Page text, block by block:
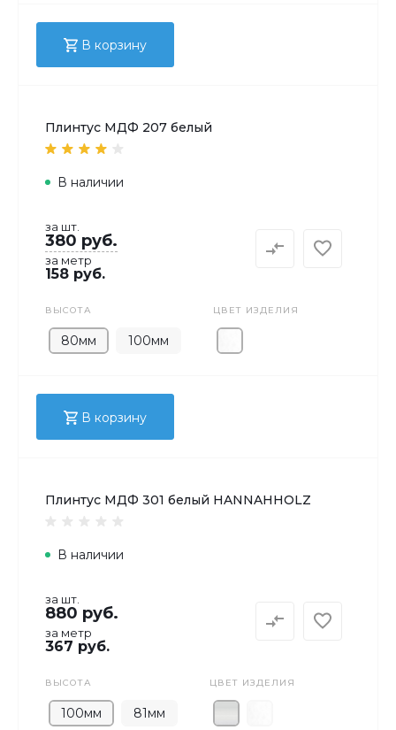
В корзину
Плинтус МДФ 207 белый
В наличии
за шт.
380 руб.
за метр
158 руб.
ВЫСОТА
80мм 100мм
ЦВЕТ ИЗДЕЛИЯ
В корзину
Плинтус МДФ 301 белый HANNAHHOLZ
В наличии
за шт.
880 руб.
за метр
367 руб.
ВЫСОТА
100мм 81мм
ЦВЕТ ИЗДЕЛИЯ